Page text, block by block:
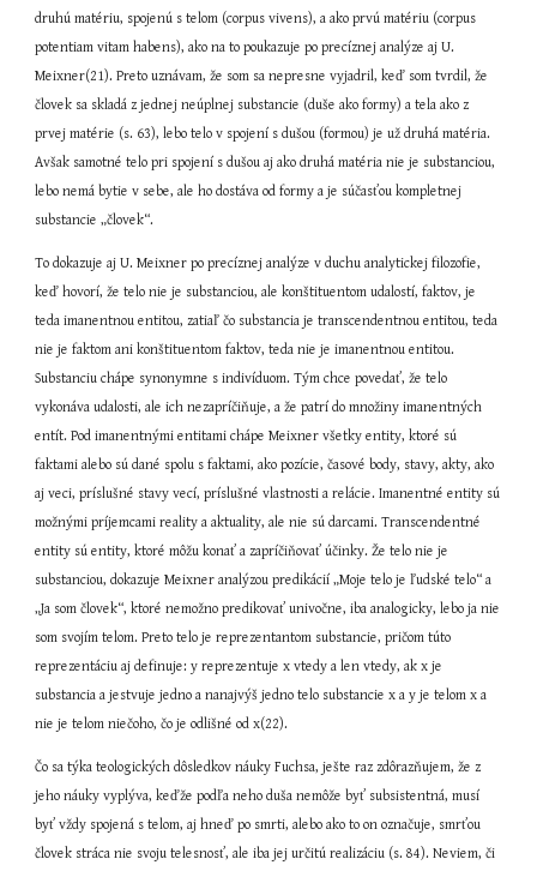
druhú matériu, spojenú s telom (corpus vivens), a ako prvú matériu (corpus
potentiam vitam habens), ako na to poukazuje po precíznej analýze aj U.
Meixner(21). Preto uznávam, že som sa nepresne vyjadril, keď som tvrdil, že
človek sa skladá z jednej neúplnej substancie (duše ako formy) a tela ako z
prvej matérie (s. 63), lebo telo v spojení s dušou (formou) je už druhá matéria.
Avšak samotné telo pri spojení s dušou aj ako druhá matéria nie je substanciou,
lebo nemá bytie v sebe, ale ho dostáva od formy a je súčasťou kompletnej
substancie „človek“.
To dokazuje aj U. Meixner po precíznej analýze v duchu analytickej filozofie,
keď hovorí, že telo nie je substanciou, ale konštituentom udalostí, faktov, je
teda imanentnou entitou, zatiaľ čo substancia je transcendentnou entitou, teda
nie je faktom ani konštituentom faktov, teda nie je imanentnou entitou.
Substanciu chápe synonymne s indivíduom. Tým chce povedať, že telo
vykonáva udalosti, ale ich nezapríčiňuje, a že patrí do množiny imanentných
entít. Pod imanentnými entitami chápe Meixner všetky entity, ktoré sú
faktami alebo sú dané spolu s faktami, ako pozície, časové body, stavy, akty, ako
aj veci, príslušné stavy vecí, príslušné vlastnosti a relácie. Imanentné entity sú
možnými príjemcami reality a aktuality, ale nie sú darcami. Transcendentné
entity sú entity, ktoré môžu konať a zapríčiňovať účinky. Že telo nie je
substanciou, dokazuje Meixner analýzou predikácií „Moje telo je ľudské telo“ a
„Ja som človek“, ktoré nemožno predikovať univočne, iba analogicky, lebo ja nie
som svojím telom. Preto telo je reprezentantom substancie, pričom túto
reprezentáciu aj definuje: y reprezentuje x vtedy a len vtedy, ak x je
substancia a jestvuje jedno a nanajvýš jedno telo substancie x a y je telom x a
nie je telom niečoho, čo je odlišné od x(22).
Čo sa týka teologických dôsledkov náuky Fuchsa, ješte raz zdôrazňujem, že z
jeho náuky vyplýva, keďže podľa neho duša nemôže byť subsistentná, musí
byť vždy spojená s telom, aj hneď po smrti, alebo ako to on označuje, smrťou
človek stráca nie svoju telesnosť, ale iba jej určitú realizáciu (s. 84). Neviem, či